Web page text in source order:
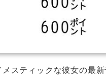
メスティックな彼女の最